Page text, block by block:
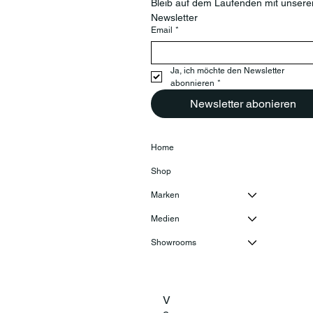
Bleib auf dem Laufenden mit
Newsletter
Email *
Ja, ich möchte den Newsletter
abonnieren *
Newsletter abonieren
V
Home
Shop
Marken
Medien
Showrooms